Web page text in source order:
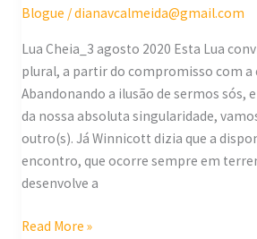
Blogue /dianavcalmeida@gmail.com
Lua Cheia_3 agosto 2020 Esta Lua
plural, a partir do compromisso com a
Abandonando a ilusão de sermos sós,
da nossa absoluta singularidade,
outro(s). Já Winnicott dizia que a
encontro, que ocorre sempre em
desenvolve a
Read More »